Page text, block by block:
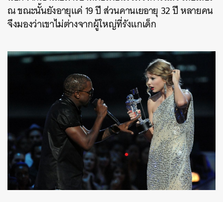
ณ ขณะนั้นยังอายุแค่ 19 ปี ส่วนคานเยอายุ 32 ปี หลายคน
จึงมองว่าเขาไม่ต่างจากผู้ใหญ่ที่รังแกเด็ก